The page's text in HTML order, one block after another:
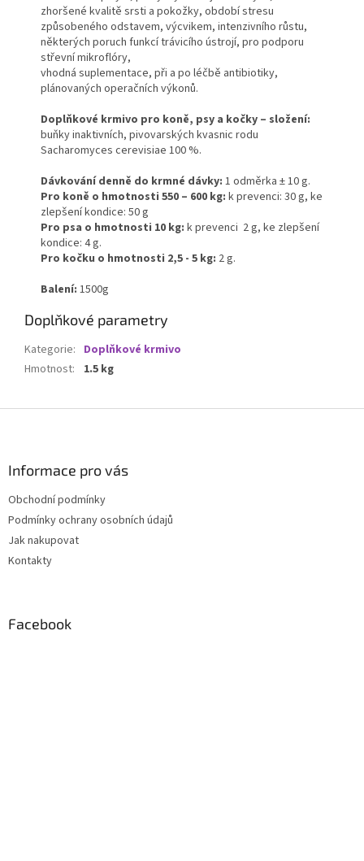
zhoršené kvalitě srsti a pokožky, období stresu
způsobeného odstavem, výcvikem, intenzivního růstu,
některých poruch funkcí trávicího ústrojí, pro podporu
střevní mikroflóry,
vhodná suplementace, při a po léčbě antibiotiky,
plánovaných operačních výkonů.
Doplňkové krmivo pro koně, psy a kočky – složení:
buňky inaktivních, pivovarských kvasnic rodu
Sacharomyces cerevisiae 100 %.
Dávkování denně do krmné dávky: 1 odměrka ± 10 g.
Pro koně o hmotnosti 550 – 600 kg: k prevenci: 30 g, ke
zlepšení kondice: 50 g
Pro psa o hmotnosti 10 kg: k prevenci 2 g, ke zlepšení
kondice: 4 g.
Pro kočku o hmotnosti 2,5 - 5 kg: 2 g.
Balení: 1500g
Doplňkové parametry
Kategorie: Doplňkové krmivo
Hmotnost: 1.5 kg
Informace pro vás
Obchodní podmínky
Podmínky ochrany osobních údajů
Jak nakupovat
Kontakty
Facebook